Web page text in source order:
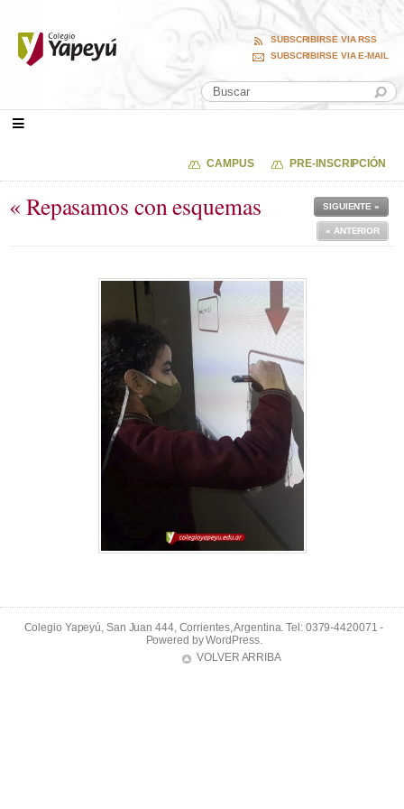
SUBSCRIBIRSE VIA RSS
SUBSCRIBIRSE VIA E-MAIL
CAMPUS PRE-INSCRIPCIÓN
« Repasamos con esquemas SIGUIENTE »
« ANTERIOR
Colegio Yapeyú, San Juan 444, Corrientes, Argentina. Tel: 0379-4420071 -
Powered byWordPress.
VOLVER ARRIBA